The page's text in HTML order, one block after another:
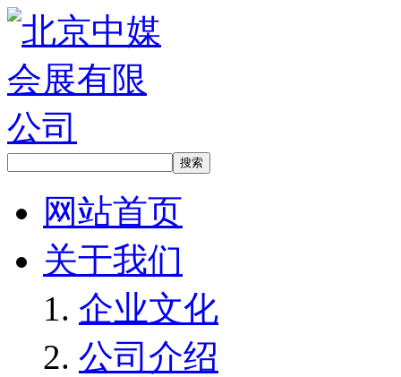
网站首页
关于我们
企业文化
公司介绍